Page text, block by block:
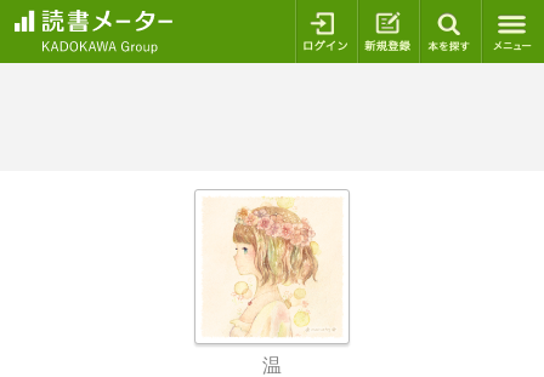
ログイン 新規登録
温